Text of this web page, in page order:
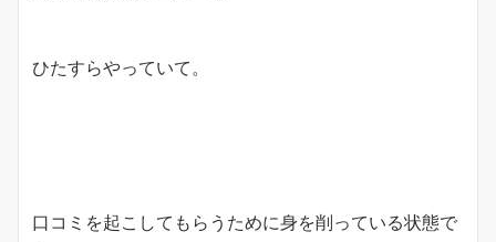
ひたすらやっていて。
口コミを起こしてもらうために身を削っている状態で